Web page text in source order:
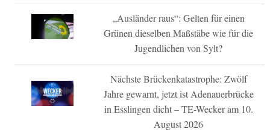
„Ausländer raus“: Gelten für einen
Grünen dieselben Maßstäbe wie für die
Jugendlichen von Sylt?
Nächste Brückenkatastrophe: Zwölf
Jahre gewarnt, jetzt ist Adenauerbrücke
in Esslingen dicht – TE-Wecker am 10.
August 2026